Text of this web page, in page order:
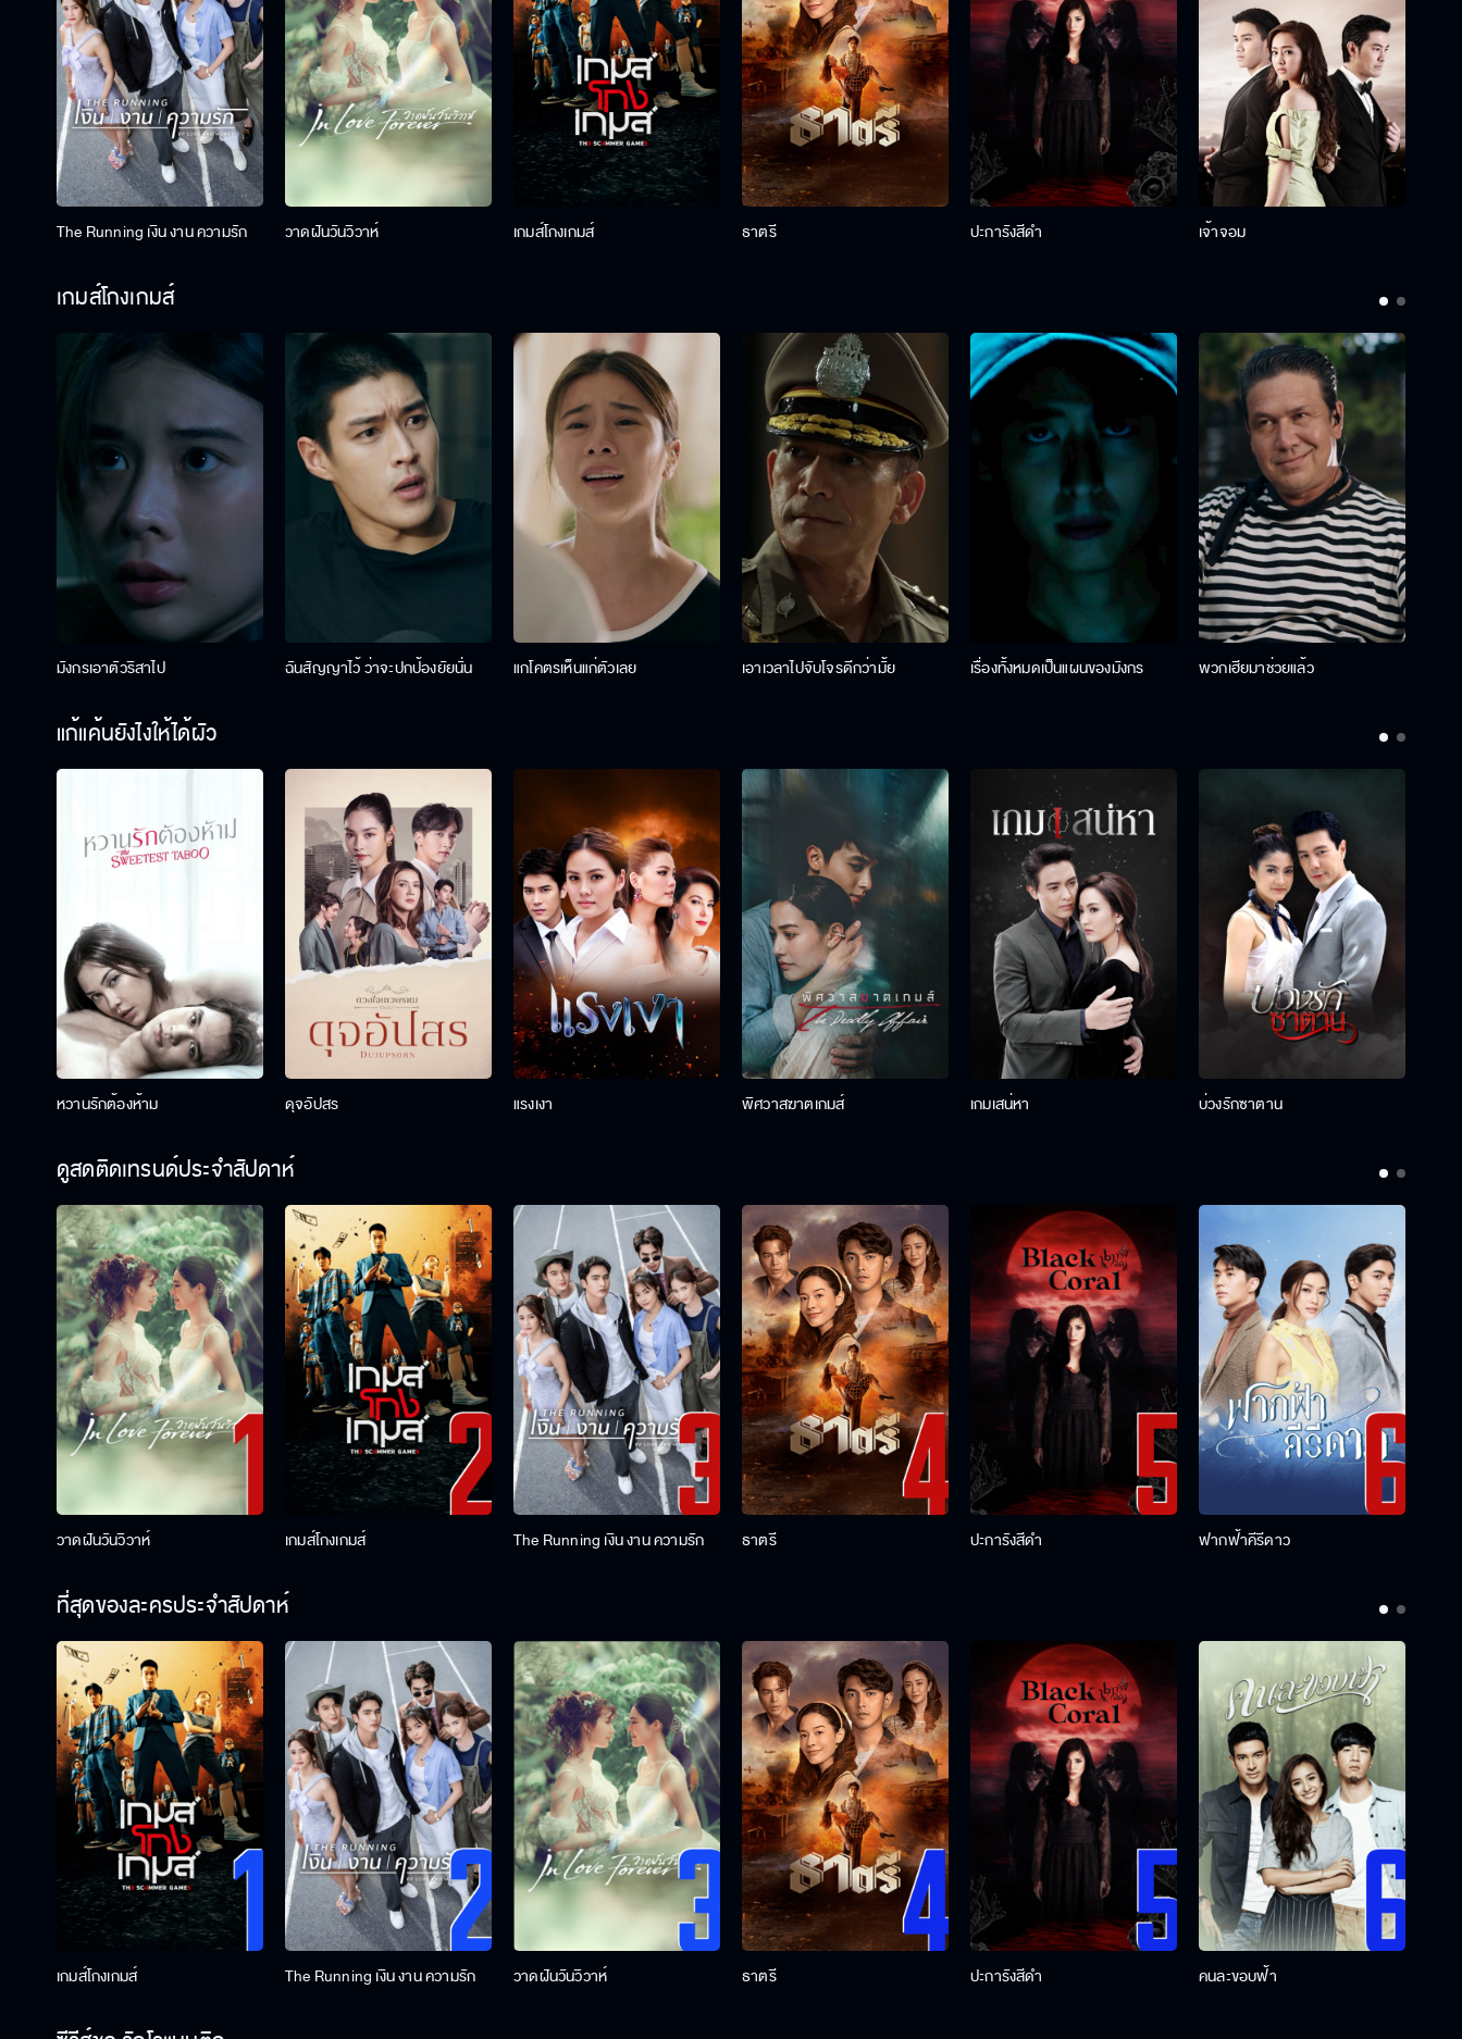
The Running เงิน งาน ความรัก วาดฝันวันวิวาห์ เกมส์โกงเกมส์ ธาตรี ปะการังสีดำ เจ้าจอม
เกมส์โกงเกมส์
มังกรเอาตัวริสาไป ฉันสัญญาไว้ ว่าจะปกป้องยัยนั่น แกโคตรเห็นแก่ตัวเลย เอาเวลาไปจับโจรดีกว่ามั้ย เรื่องทั้งหมดเป็นแผนของมังกร พวกเฮียมาช่วยแล้ว
แก้แค้นยังไงให้ได้ผัว
หวานรักต้องห้าม ดุจอัปสร แรงเงา พิศวาสฆาตเกมส์ เกมเสน่หา บ่วงรักซาตาน
ดูสดติดเทรนด์ประจำสัปดาห์
วาดฝันวันวิวาห์ เกมส์โกงเกมส์ The Running เงิน งาน ความรัก ธาตรี ปะการังสีดำ ฟากฟ้าคีรีดาว
ที่สุดของละครประจำสัปดาห์
เกมส์โกงเกมส์ The Running เงิน งาน ความรัก วาดฝันวันวิวาห์ ธาตรี ปะการังสีดำ คนละขอบฟ้า